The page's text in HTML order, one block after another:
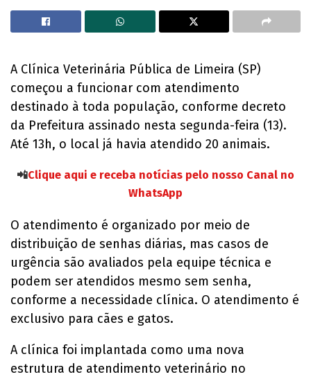
A Clínica Veterinária Pública de Limeira (SP)
começou a funcionar com atendimento
destinado à toda população, conforme decreto
da Prefeitura assinado nesta segunda-feira (13).
Até 13h, o local já havia atendido 20 animais.
📲Clique aqui e receba notícias pelo nosso Canal no
WhatsApp
O atendimento é organizado por meio de
distribuição de senhas diárias, mas casos de
urgência são avaliados pela equipe técnica e
podem ser atendidos mesmo sem senha,
conforme a necessidade clínica. O atendimento é
exclusivo para cães e gatos.
A clínica foi implantada como uma nova
estrutura de atendimento veterinário no